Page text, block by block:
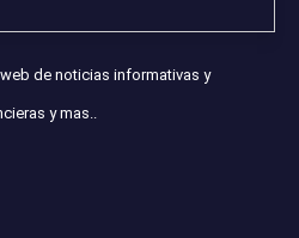
de noticias informativas y
y mas..